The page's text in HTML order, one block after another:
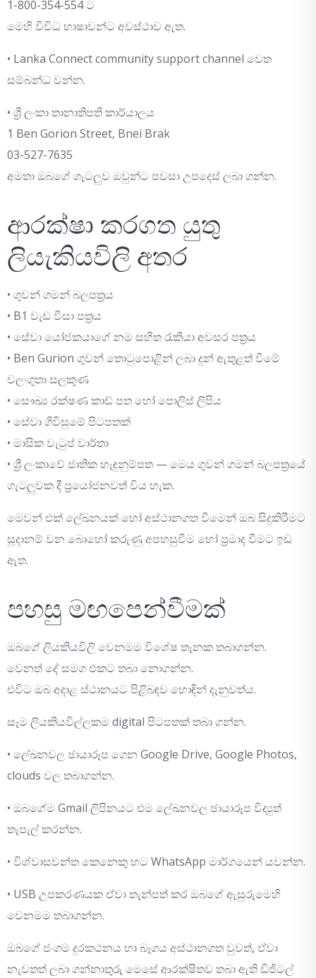
1-800-354-554 ට
මෙහි විවිධ භාෂාවන්ට අවස්ථාව ඇත.
• Lanka Connect community support channel වෙත
සම්බන්ධ වන්න.
• ශ්‍රී ලංකා තානාතිපති කාර්යාලය
1 Ben Gorion Street, Bnei Brak
03-527-7635
අමතා ඔබගේ ගැටලුව ඔවුන්ට පවසා උපදෙස් ලබා ගන්න.
ආරක්ෂා කරගත යුතු
ලියැකියවිලි අතර
• ගුවන් ගමන් බලපත්‍රය
• B1 වැඩ වීසා පත්‍රය
• සේවා යෝජකයාගේ නම සහිත රැකියා අවසර පත්‍රය
• Ben Gurion ගුවන් තොටුපොළින් ලබා දුන් ඇතුළත් වීමේ
වලංගුතා සලකුණ
• සෞඛ්‍ය රක්ෂණ කාඩ් පත හෝ පොලිස් ලිපිය
• සේවා ගිවිසුමේ පිටපතක්
• මාසික වැටුප් වාර්තා
• ශ්‍රී ලංකාවේ ජාතික හැඳුනුම්පත — මෙය ගුවන් ගමන් බලපත්‍රයේ
ගැටලුවක දී ප්‍රයෝජනවත් විය හැක.
මෙවන් එක් ලේඛනයක් හෝ අස්ථානගත වීමෙන් ඔබ සිදුකිරීමට
සූදානම් වන බොහෝ කරුණු අපහසුවීම හෝ ප්‍රමාද වීමට ඉඩ
ඇත.
පහසු මඟපෙන්වීමක්
ඔබගේ ලියකියවිලි වෙනමම විශේෂ තැනක තබාගන්න.
වෙනත් දේ සමග එකට තබා නොගන්න.
එවිට ඔබ අදාළ ස්ථානයට පිළිබඳව හොඳින් දැනුවත්ය.
සෑම ලියකියවිල්ලකම digital පිටපතක් තබා ගන්න.
• ලේඛනවල ඡායාරූප ගෙන Google Drive, Google Photos,
clouds වල තබාගන්න.
• ඔබගේම Gmail ලිපිනයට එම ලේඛනවල ඡායාරූප විද්‍යුත්
තැපැල් කරන්න.
• විශ්වාසවන්ත කෙනෙකු හට WhatsApp මාර්ගයෙන් යවන්න.
• USB උපකරණයක ඒවා තැන්පත් කර ඔබගේ ඇසුරුමෙහි
වෙනමම තබාගන්න.
ඔබගේ ජංගම දුරකථනය හා බෑගය අස්ථානගත වුවත්, ඒවා
නැවතත් ලබා ගන්නාතුරු මෙසේ ආරක්ෂිතව තබා ඇති ඩිජිටල්